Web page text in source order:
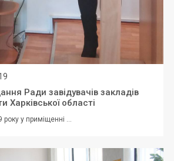
Ради завідувачів закладів
Харківської області
у приміщенні ...